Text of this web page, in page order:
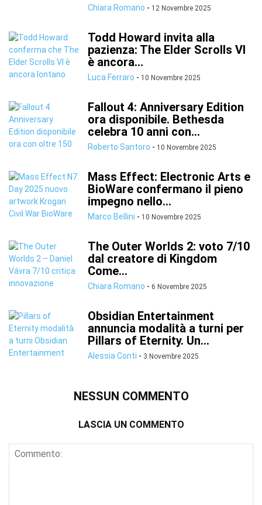
Chiara Romano - 12 Novembre 2025
Todd Howard invita alla
pazienza: The Elder Scrolls VI
è ancora...
Luca Ferraro - 10 Novembre 2025
Fallout 4: Anniversary Edition
ora disponibile. Bethesda
celebra 10 anni con...
Roberto Santoro - 10 Novembre 2025
Mass Effect: Electronic Arts e
BioWare confermano il pieno
impegno nello...
Marco Bellini - 10 Novembre 2025
The Outer Worlds 2: voto 7/10
dal creatore di Kingdom
Come...
Chiara Romano - 6 Novembre 2025
Obsidian Entertainment
annuncia modalità a turni per
Pillars of Eternity. Un...
Alessia Conti - 3 Novembre 2025
NESSUN COMMENTO
LASCIA UN COMMENTO